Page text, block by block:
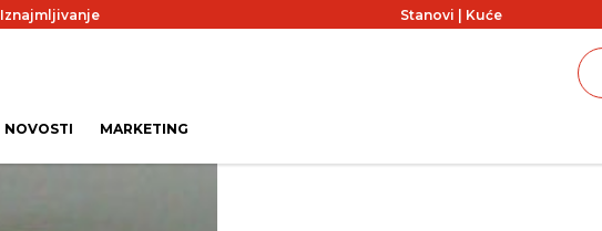
Iznajmljivanje Stanovi Kuće
NOVOSTI MARKETING